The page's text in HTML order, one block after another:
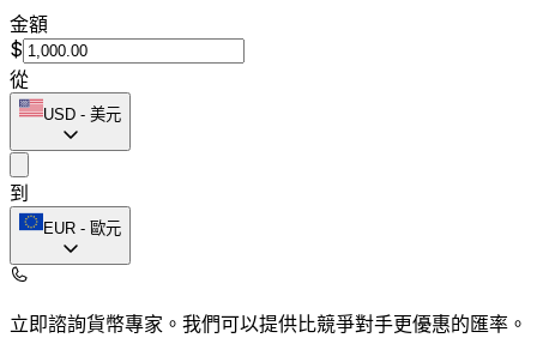
金額
$
從
USD - 美元
到
EUR - 歐元
立即諮詢貨幣專家。 我們可以提供比競爭對手更優惠的匯率。